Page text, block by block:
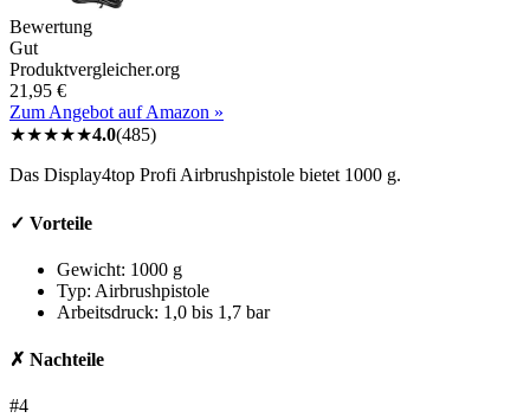
Bewertung
Gut
Produktvergleicher.org
21,95 €
Zum Angebot auf Amazon »
★★★★★4.0(485)
Das Display4top Profi Airbrushpistole bietet 1000 g.
✓ Vorteile
Gewicht: 1000 g
Typ: Airbrushpistole
Arbeitsdruck: 1,0 bis 1,7 bar
✗ Nachteile
#4